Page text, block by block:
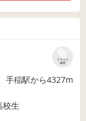
リストに
保存
手稲駅から4327m
校生